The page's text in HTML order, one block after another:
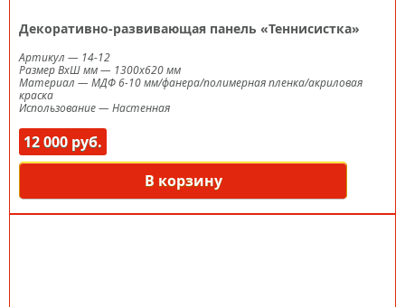
Декоративно-развивающая панель «Теннисистка»
Артикул — 14-12
Размер ВxШ мм— 1300х620 мм
Материал — МДФ 6-10 мм/фанера/полимерная пленка/акриловая
краска
Использование— Настенная
12 000 руб.
В корзину